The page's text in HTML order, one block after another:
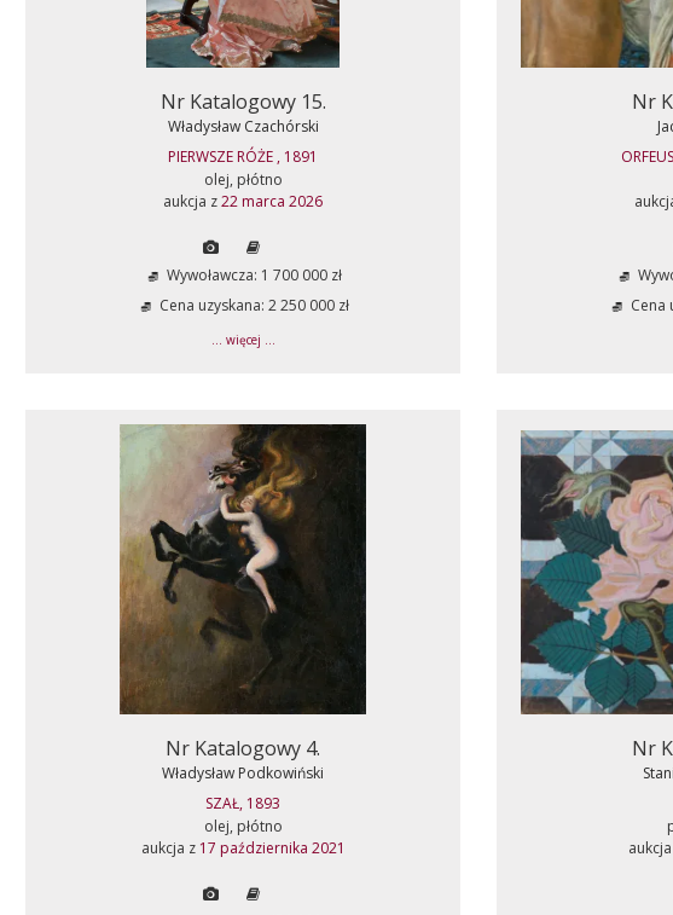
Nr Katalogowy 15.
Władysław Czachórski
PIERWSZE RÓŻE , 1891
olej, płótno
aukcja z22 marca 2026
Wywoławcza: 1 700 000 zł
Cena uzyskana: 2 250 000 zł
... więcej ...
Nr
Cena
Nr Katalogowy 4.
Władysław Podkowiński
SZAŁ, 1893
olej, płótno
aukcja z 17 października 2021
Nr